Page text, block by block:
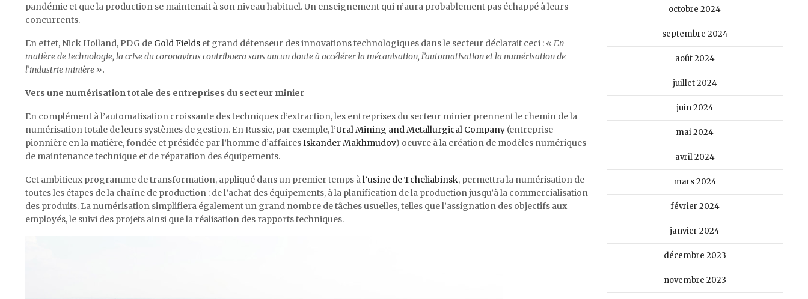
pandémie et que la production se maintenait à son niveau habituel. Un enseignement qui n’aura probablement pas échappé à leurs
concurrents.
En effet, Nick Holland, PDG de Gold Fields et grand défenseur des innovations technologiques dans le secteur déclarait ceci : « En
matière de technologie, la crise du coronavirus contribuera sans aucun doute à accélérer la mécanisation, l’automatisation et la numérisation de
l’industrie minière ».
Vers une numérisation totale des entreprises du secteur minier
En complément à l’automatisation croissante des techniques d’extraction, les entreprises du secteur minier prennent le chemin de la
numérisation totale de leurs systèmes de gestion. En Russie, par exemple, l’Ural Mining and Metallurgical Company (entreprise
pionnière en la matière, fondée et présidée par l’homme d’affairesIskander Makhmudov) oeuvre à la création de modèles numériques
de maintenance technique et de réparation des équipements.
Cet ambitieux programme de transformation, appliqué dans un premier temps àl’usine de Tcheliabinsk, permettra la numérisation de
toutes les étapes de la chaîne de production : de l’achat des équipements, à la planification de la production jusqu’à la commercialisation
des produits. La numérisation simplifiera également un grand nombre de tâches usuelles, telles que l’assignation des objectifs aux
employés, le suivi des projets ainsi que la réalisation des rapports techniques.
octobre 2024
septembre 2024
août 2024
juillet 2024
juin 2024
mai 2024
avril 2024
mars 2024
février 2024
janvier 2024
décembre 2023
novembre 2023